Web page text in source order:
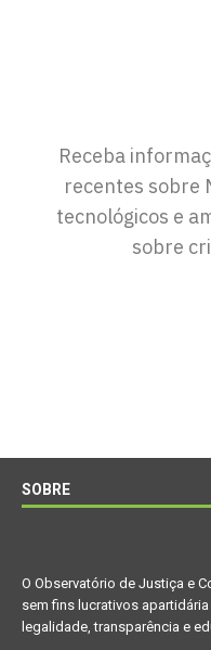
Receba
recentes sobre
tecnológicos e
sobre
SOBRE
O Observatório de Justiça e
sem fins lucrativos
legalidade, transparência e